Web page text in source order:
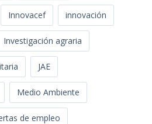
Innovacef innovación
Investigación agraria
JAE
Medio Ambiente
de empleo